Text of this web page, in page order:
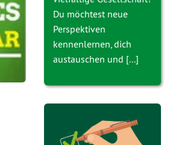
Du möchtest neue
Perspektiven
kennenlernen, dich
austauschen und [...]